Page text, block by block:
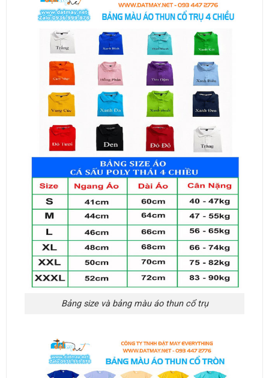
Bảng size và bảng màu áo thun cổ trụ